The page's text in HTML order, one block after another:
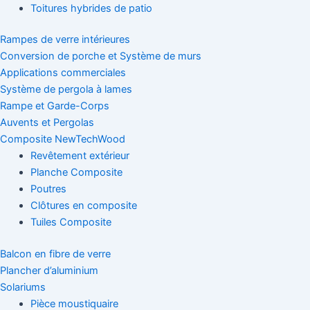
Toitures hybrides de patio
Rampes de verre intérieures
Conversion de porche et Système de murs
Applications commerciales
Système de pergola à lames
Rampe et Garde-Corps
Auvents et Pergolas
Composite NewTechWood
Revêtement extérieur
Planche Composite
Poutres
Clôtures en composite
Tuiles Composite
Balcon en fibre de verre
Plancher d’aluminium
Solariums
Pièce moustiquaire